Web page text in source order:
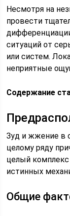
Несмотря на
провести
ситуаций от
или систем.
неприятные
Содержание
Зуд и жжение в
целому ряду
целый комплекс
истинных
Общие